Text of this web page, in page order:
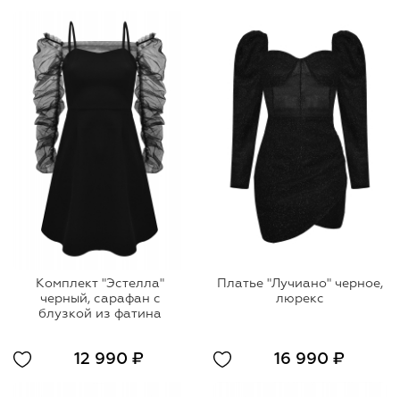
Комплект "Эстелла"
черный, сарафан с
блузкой из фатина
12 990 ₽
Платье "Лучиано" черное,
люрекс
16 990 ₽